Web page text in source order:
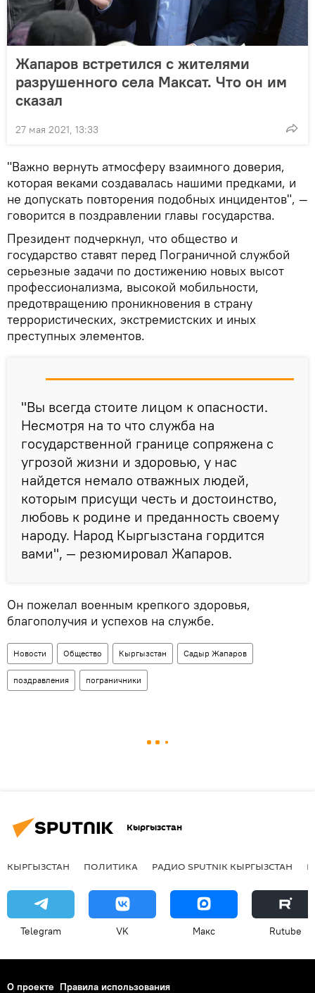
Жапаров встретился с жителями
разрушенного села Максат. Что он им
сказал
27 мая 2021, 13:33
"Важно вернуть атмосферу взаимного доверия,
которая веками создавалась нашими предками, и
не допускать повторения подобных инцидентов", —
говорится в поздравлении главы государства.
Президент подчеркнул, что общество и
государство ставят перед Пограничной службой
серьезные задачи по достижению новых высот
профессионализма, высокой мобильности,
предотвращению проникновения в страну
террористических, экстремистских и иных
преступных элементов.
"Вы всегда стоите лицом к опасности.
Несмотря на то что служба на
государственной границе сопряжена с
угрозой жизни и здоровью, у нас
найдется немало отважных людей,
которым присущи честь и достоинство,
любовь к родине и преданность своему
народу. Народ Кыргызстана гордится
вами", — резюмировал Жапаров.
Он пожелал военным крепкого здоровья,
благополучия и успехов на службе.
Новости Общество Кыргызстан Садыр Жапаров
поздравления пограничники
Кыргызстан
КЫРГЫЗСТАН ПОЛИТИКА РАДИО SPUTNIK КЫРГЫЗСТАН
Telegram VK Макс Rutube
О проекте Правила использования